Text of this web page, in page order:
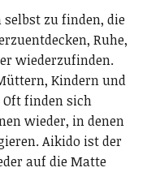
zu finden, die
Ruhe,
wiederzufinden.
Kindern und
finden sich
wieder, in denen
Aikido ist der
auf die Matte